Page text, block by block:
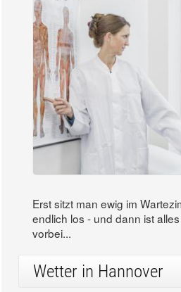
Erst sitzt man ewig im
endlich los - und dann ist
vorbei...
Wetter in Hannover